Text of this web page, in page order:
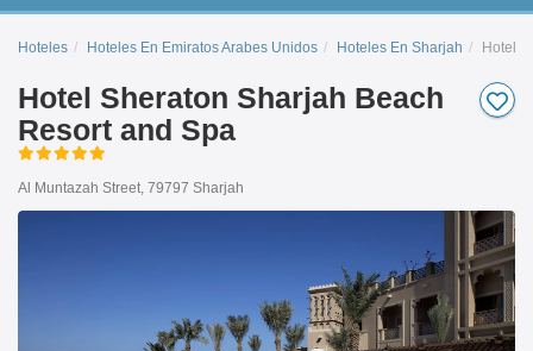
Hoteles Hoteles En Emiratos Arabes Unidos Hoteles En Sharjah Hotel
Hotel Sheraton Sharjah Beach
Resort and Spa
Al Muntazah Street, 79797 Sharjah